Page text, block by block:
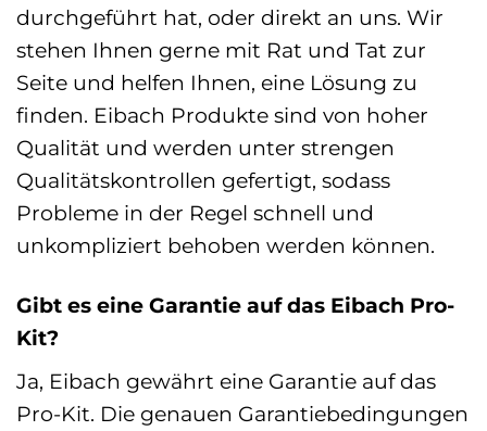
durchgeführt hat, oder direkt an uns. Wir
stehen Ihnen gerne mit Rat und Tat zur
Seite und helfen Ihnen, eine Lösung zu
finden. Eibach Produkte sind von hoher
Qualität und werden unter strengen
Qualitätskontrollen gefertigt, sodass
Probleme in der Regel schnell und
unkompliziert behoben werden können.
Gibt es eine Garantie auf das Eibach Pro-
Kit?
Ja, Eibach gewährt eine Garantie auf das
Pro-Kit. Die genauen Garantiebedingungen